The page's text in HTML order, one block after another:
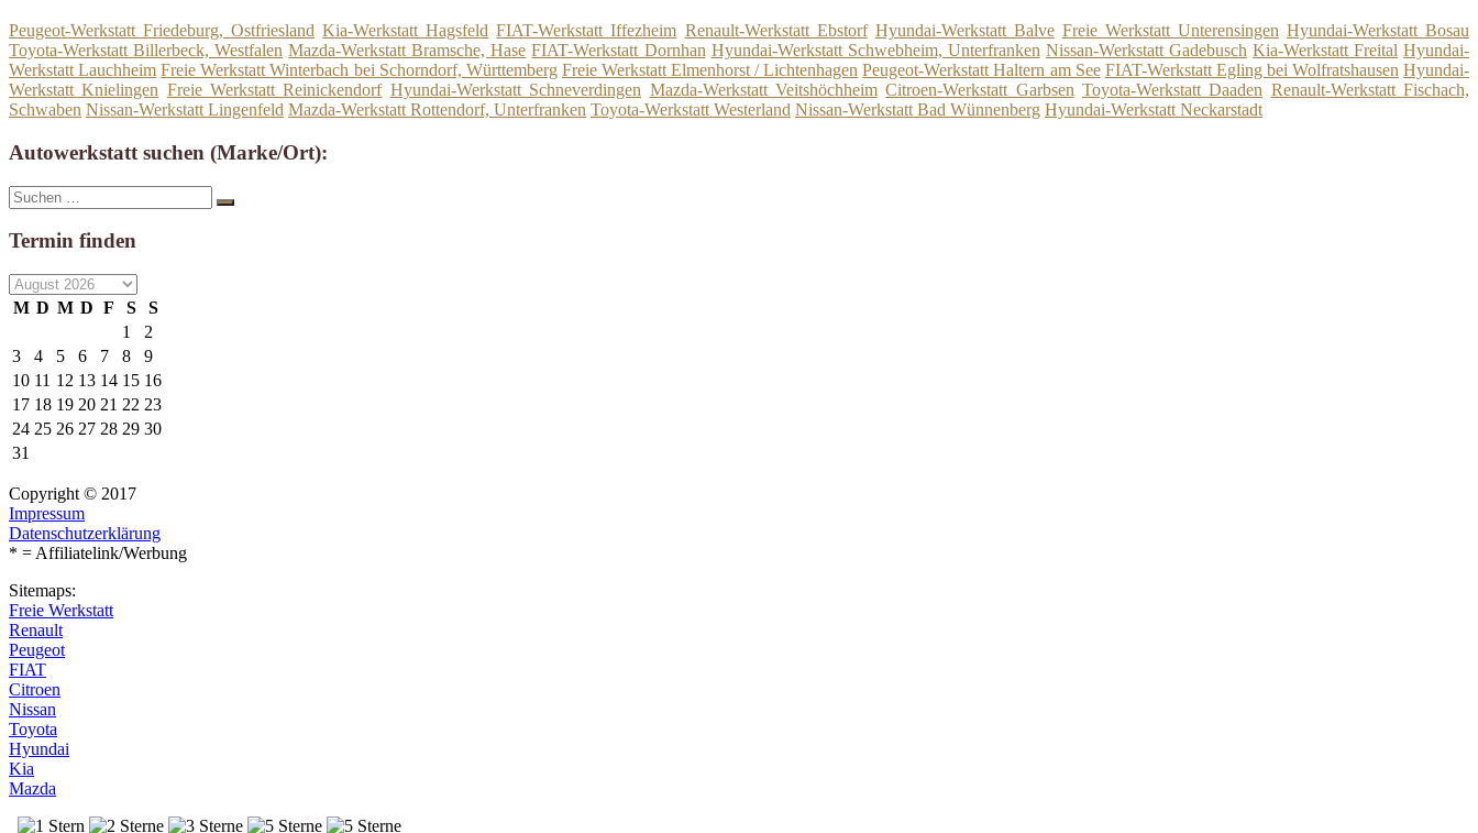
Peugeot-Werkstatt Friedeburg, Ostfriesland Kia-Werkstatt Hagsfeld FIAT-Werkstatt Iffezheim Renault-Werkstatt Ebstorf Hyundai-Werkstatt Balve Freie Werkstatt Unterensingen Hyundai-Werkstatt Bosau
Toyota-Werkstatt Billerbeck, Westfalen Mazda-Werkstatt Bramsche, Hase FIAT-Werkstatt Dornhan Hyundai-Werkstatt Schwebheim, Unterfranken Nissan-Werkstatt Gadebusch Kia-Werkstatt Freital Hyundai-
Werkstatt Lauchheim Freie Werkstatt Winterbach bei Schorndorf, Württemberg Freie Werkstatt Elmenhorst / Lichtenhagen Peugeot-Werkstatt Haltern am See FIAT-Werkstatt Egling bei Wolfratshausen Hyundai-
Werkstatt Knielingen Freie Werkstatt Reinickendorf Hyundai-Werkstatt Schneverdingen Mazda-Werkstatt Veitshöchheim Citroen-Werkstatt Garbsen Toyota-Werkstatt Daaden Renault-Werkstatt Fischach,
Schwaben Nissan-Werkstatt Lingenfeld Mazda-Werkstatt Rottendorf, Unterfranken Toyota-Werkstatt Westerland Nissan-Werkstatt Bad Wünnenberg Hyundai-Werkstatt Neckarstadt
Autowerkstatt suchen (Marke/Ort):
Suche
nach:
Suchen
Termin finden
M D M D F S
S
1
2
3
4 5 6 7 8
9
10 11 12 13 14 15 16
17 18 19 20 21 22 23
24 25 26 27 28 29 30
31
Copyright © 2017
Impressum
Datenschutzerklärung
* = Affiliatelink/Werbung
Sitemaps:
Freie Werkstatt
Renault
Peugeot
FIAT
Citroen
Nissan
Toyota
Hyundai
Kia
Mazda